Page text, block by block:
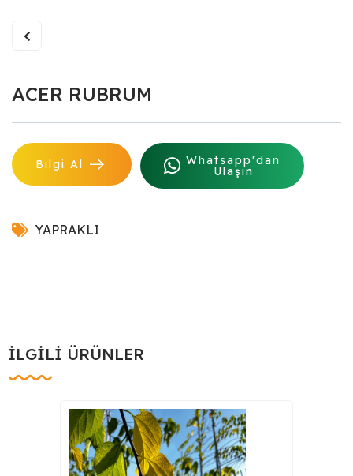
ACER RUBRUM
Bilgi Al Whatsapp'dan
Ulaşın
YAPRAKLI
İLGILI ÜRÜNLER